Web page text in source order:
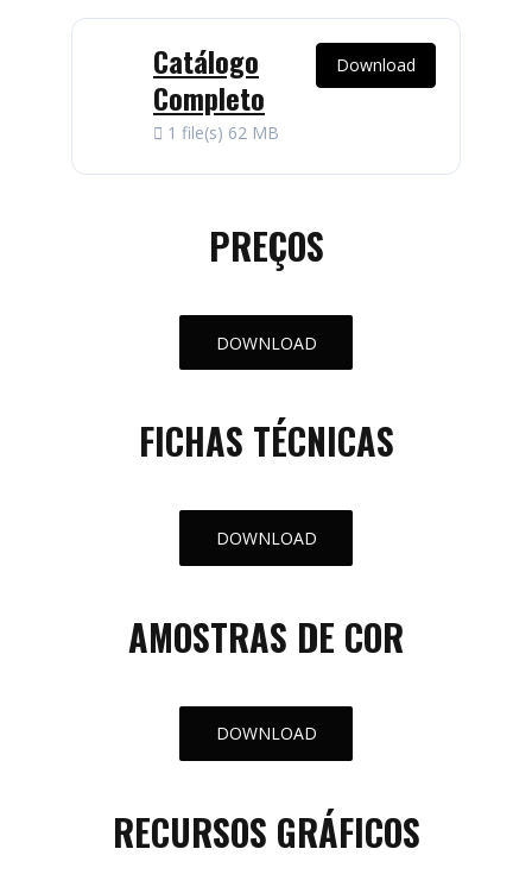
Catálogo
Completo
1 file(s) 62 MB
Download
PREÇOS
DOWNLOAD
FICHAS TÉCNICAS
DOWNLOAD
AMOSTRAS DE COR
DOWNLOAD
RECURSOS GRÁFICOS